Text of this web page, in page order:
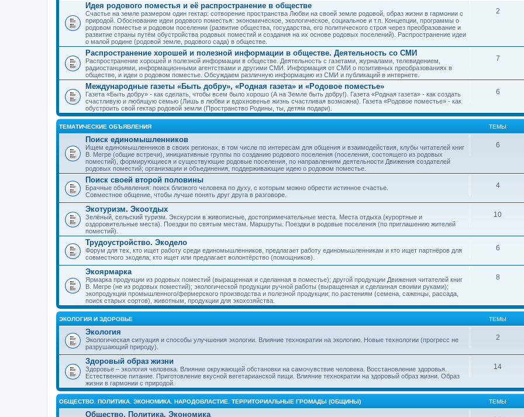
Идея родового поместья и её распространение в обществе
Счастье на земле размером один гектар: сотворение пространства Любви на своей земле родовой, образ жизни в гармонии с
природой. Обоснование идеи родового поместья: экономическое, экологическое, социальное и т.п. Концепции, программы о
родовом поместье и родовом поселении (развитие общества, государства, его политического строя через преобразование и
развитие страны путём обустройства родовых поместий и создания на их основе родовых поселений). Распространение идеи
о малой родине (родовой земле, родового сада) в обществе.
2
Распространение хорошей и полезной информации в обществе. Деятельность со СМИ
Распространение хорошей и полезной информации в обществе. Деятельность с газетами, журналами, телевидением,
радиостанциями, информационными агентствами и другими СМИ. Информация от СМИ о позитивных преобразованиях в
обществе, и идеи о родовом поместье. Обсуждаем различную информацию из СМИ и публикаций в интернете.
7
Международные газеты «Быть добру», «Родная газета» и «Родовое поместье»
Газета «Быть добру» - как сделать, чтобы всем было хорошо (А на Земле быть добру!). Газета «Родная газета» - как создать
счастливую и любящую семью (Лишь в любви и вдохновенье жизнь счастливая возможна). Газета «Родовое поместье» - как
обустроить свой гектар родовой земли (Пространство Родины, ты, детям подари).
6
ТЕМАТИЧЕСКИЕ ОБЪЯВЛЕНИЯ ТЕМЫ
Поиск единомышленников
Ищем единомышленников в своих регионах, в том числе по интересам для общения и взаимодействия, клубы читателей книг
В. Мегре (общие встречи), инициативные группы по созданию родового поселения (поселения, состоящего из родовых
поместий), формирующиеся и существующие родовые поселения, по направлениям деятельности Движения создателей
родовых поместий; организации и объединения, поддерживающие идею о родовом поместье.
6
Поиск своей второй половины
Брачные объявления: поиск близкого человека по духу, с которым можно обрести истинное счастье.
Совместное общение, чтобы лучше понять друг друга в разговоре.
4
Экотуризм. Экоотдых
Зелёный, сельский туризм. Экскурсии в живописные, достопримечательные места. Места отдыха (курортные и
оздоровительные места). Поездки по святым местам. Маршруты. Поездки в родовые поселения (по приглашению жителей
поместий).
10
Трудоустройство. Экодело
Форум для тех, кто ищет работу среди единомышленников, предлагает работу единомышленникам и кто ищет партнёров для
совместного экодела; кто ищет или предлагает волонтёрство (помощников).
6
Экоярмарка
Ярмарка продукции из родовых поместий (выращенная и сделанная в поместье); другой продукции Движения читателей книг
В. Мегре (не из родовых поместий); экологической продукции ручной работы (выращенная и сделанная своими руками);
экопродукции промышленного/фермерского производства и полезной продукции; по растениям (семена, саженцы, рассада,
поиск старых сортов), животным, продукции для экохозяйства.
8
ЭКОЛОГИЯ И ЗДОРОВЬЕ ТЕМЫ
Экология
Экологическая ситуация и способы улучшения экологии. Влияние технократии на экологию. Новые технологии (прогресс не
разрушающий природу).
2
Здоровый образ жизни
Здоровье – экология человека. Влияние окружающей обстановки на самочувствие человека. Восстановление здоровья.
Естественное питание. Приготовление вкусной вегетарианской пищи. Влияние технократии на здоровый образ жизни. Образ
жизни в гармонии с природой.
14
ОБЩЕСТВО. ПОЛИТИКА. ЭКОНОМИКА. НАРОДОВЛАСТИЕ. ТЕРРИТОРИАЛЬНЫЕ ГРОМАДЫ (ОБЩИНЫ) ТЕМЫ
Общество. Политика. Экономика